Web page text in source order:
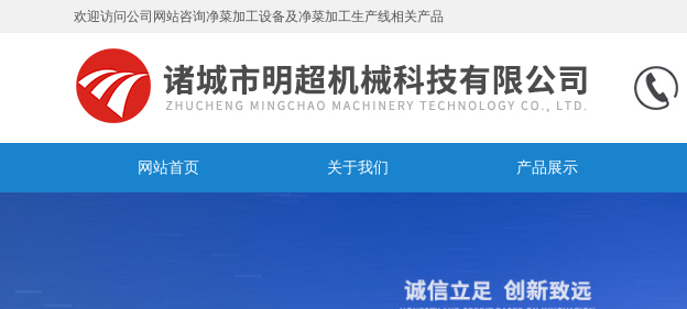
欢迎访问公司网站咨询净菜加工设备及净菜加工生产线相关产品
网站首页 关于我们 产品展示